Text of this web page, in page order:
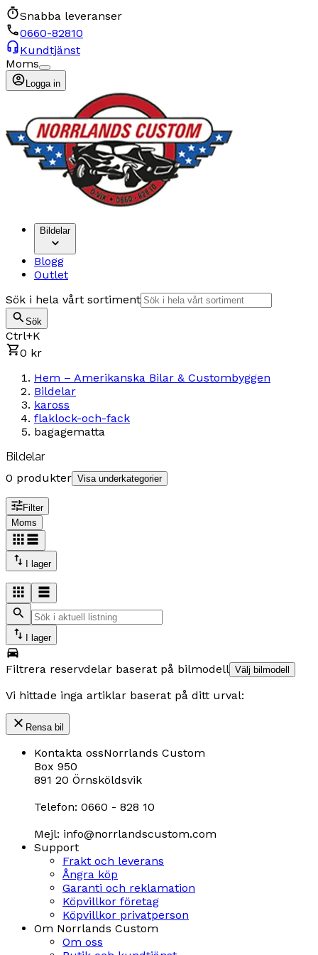
Snabba leveranser
0660-82810
Kundtjänst
Moms
Logga in
Bildelar
Blogg
Outlet
Sök i hela vårt sortiment
Sök
Ctrl+K
0 kr
Hem – Amerikanska Bilar & Custombyggen
Bildelar
kaross
flaklock-och-fack
bagagematta
Bildelar
0 produkter Visa underkategorier
Filter
Moms
I lager
I lager
Filtrera reservdelar baserat på bilmodell Välj bilmodell
Vi hittade inga artiklar baserat på ditt urval:
Rensa bil
Kontakta ossNorrlands Custom
Box 950
891 20 Örnsköldsvik
Telefon: 0660 - 828 10
Mejl: info@norrlandscustom.com
Support
Frakt och leverans
Ångra köp
Garanti och reklamation
Köpvillkor företag
Köpvillkor privatperson
Om Norrlands Custom
Om oss